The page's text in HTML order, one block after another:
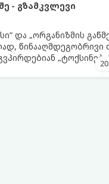
- გზამკვლევი
და „ორგანიზმის
წინააღმდეგობრივი
ან მკაცრი დიეტების
გავიგოთ, რა